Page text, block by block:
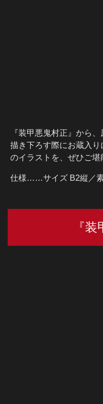
『装甲悪鬼村正』から
描き下ろす際にお蔵入
のイラストを、ぜひご堪
仕様……サイズ B2縦／
『